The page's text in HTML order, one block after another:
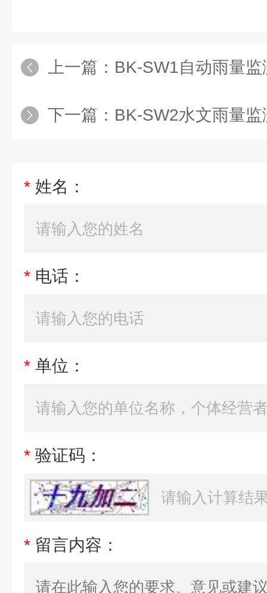
上一篇： BK-SW1自动雨量
下一篇： BK-SW2水文雨量监
* 姓名：
* 电话：
* 单位：
* 验证码：
* 留言内容：